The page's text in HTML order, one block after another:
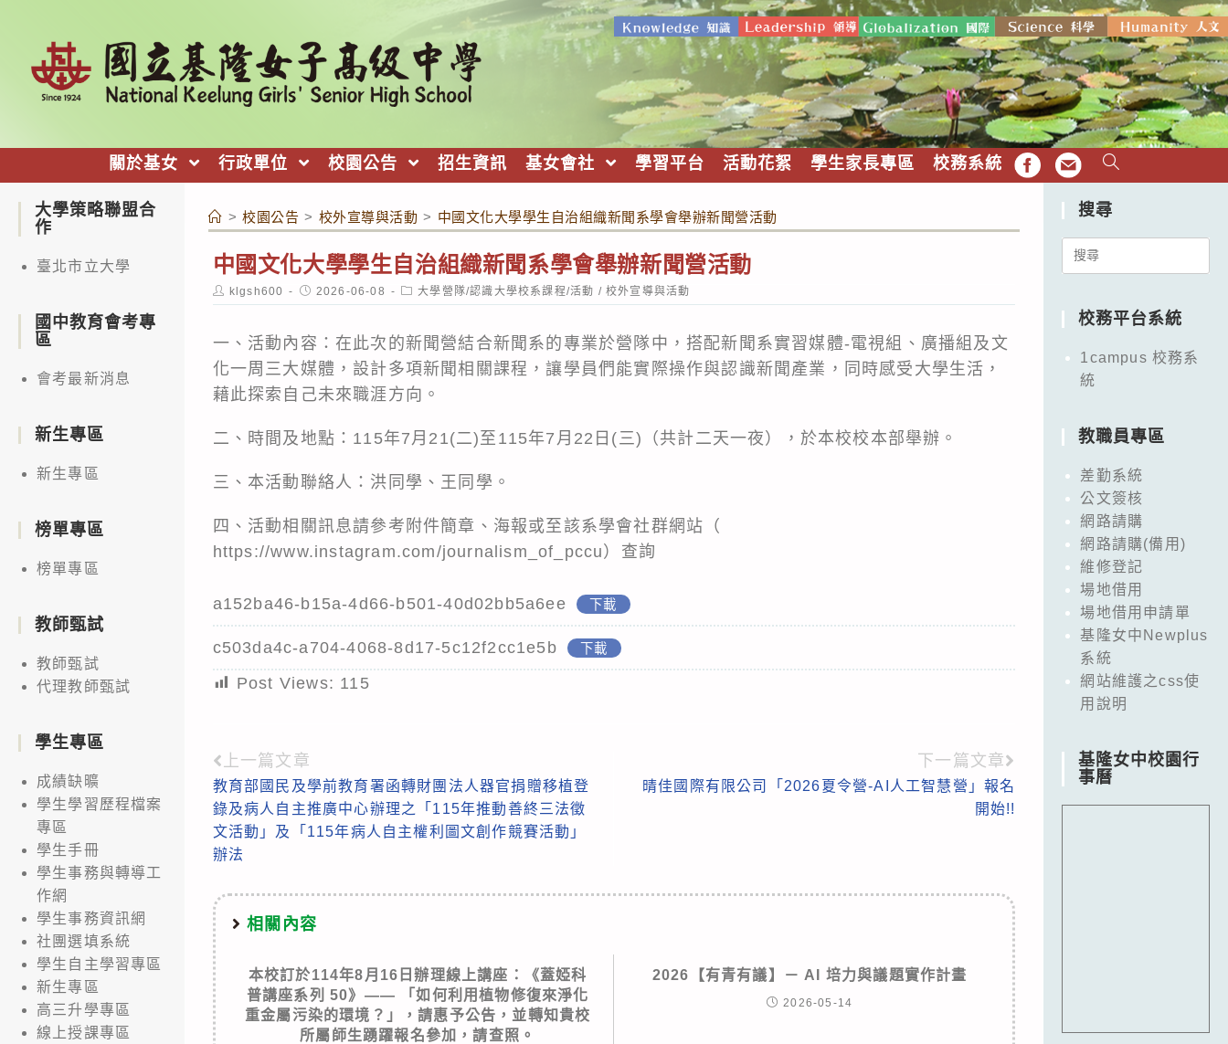
關於基女 行政單位 校園公告 招生資訊 基女會社 學習平台 活動花絮 學生家長專區 校務系統 FB EMAIL
> 校園公告 > 校外宣導與活動 > 中國文化大學學生自治組織新聞系學會舉辦新聞營活動
中國文化大學學生自治組織新聞系學會舉辦新聞營活動
Post
author:
klgsh600
Post
published:
2026-06-08
Post
category:
大學營隊/認識大學校系課程/活動 / 校外宣導與活動
一、活動內容：在此次的新聞營結合新聞系的專業於營隊中，搭配新聞系實習媒體-電視組、廣播組及文
化一周三大媒體，設計多項新聞相關課程，讓學員們能實際操作與認識新聞產業，同時感受大學生活，
藉此探索自己未來職涯方向。
二、時間及地點：115年7月21(二)至115年7月22日(三)（共計二天一夜），於本校校本部舉辦。
三、本活動聯絡人：洪同學、王同學。
四、活動相關訊息請參考附件簡章、海報或至該系學會社群網站（
https://www.instagram.com/journalism_of_pccu）查詢
a152ba46-b15a-4d66-b501-40d02bb5a6ee 下載
c503da4c-a704-4068-8d17-5c12f2cc1e5b 下載
Post Views: 115
Read
more
articles
上一篇文章
教育部國民及學前教育署函轉財團法人器官捐贈移植登
錄及病人自主推廣中心辦理之「115年推動善終三法徵
文活動」及「115年病人自主權利圖文創作競賽活動」
辦法
下一篇文章
晴佳國際有限公司「2026夏令營-AI人工智慧營」報名
開始!!
相關內容
本校訂於114年8月16日辦理線上講座：《蓋婭科
普講座系列 50》—— 「如何利用植物修復來淨化
重金屬污染的環境？」，請惠予公告，並轉知貴校
所屬師生踴躍報名參加，請查照。
2026【有青有議】－ AI 培力與議題實作計畫
2026-05-14
大學策略聯盟合
作
臺北市立大學
國中教育會考專
區
會考最新消息
新生專區
新生專區
榜單專區
榜單專區
教師甄試
教師甄試
代理教師甄試
學生專區
成績缺曠
學生學習歷程檔案
專區
學生手冊
學生事務與轉導工
作網
學生事務資訊網
社團選填系統
學生自主學習專區
新生專區
高三升學專區
線上授課專區
搜尋
Search
校務平台系統
1campus 校務系
統
教職員專區
差勤系統
公文簽核
網路請購
網路請購(備用)
維修登記
場地借用
場地借用申請單
基隆女中Newplus
系統
網站維護之css使
用說明
基隆女中校園行
事曆